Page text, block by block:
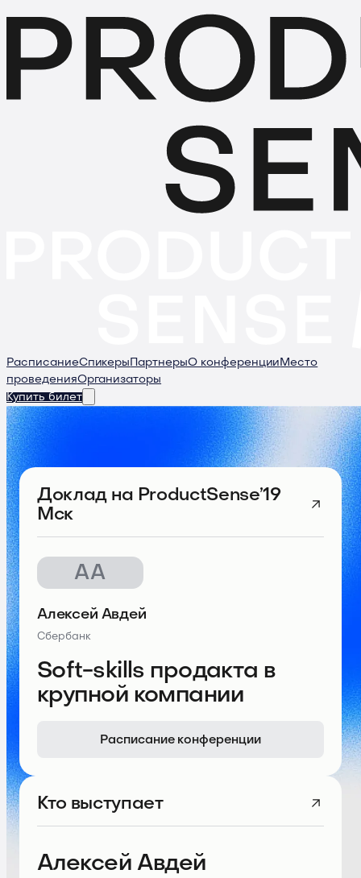
РасписаниеСпикеры ПартнерыО конференции Место
проведенияОрганизаторы
Купить билет
Доклад на ProductSense’19
Мск
АА
Soft-skills продакта в
крупной компании
Алексей Авдей
Сбербанк
Расписание конференции
Кто выступает
Алексей Авдей